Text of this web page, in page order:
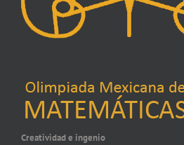
Creatividad e ingenio